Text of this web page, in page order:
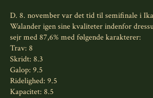
D. 8. november var det tid til semifinale i
Walander igen sine kvaliteter indenfor
sejr med 87,6% med følgende karakterer:
Trav: 8
Skridt: 8.3
Galop: 9.5
Ridelighed: 9.5
Kapacitet: 8.5